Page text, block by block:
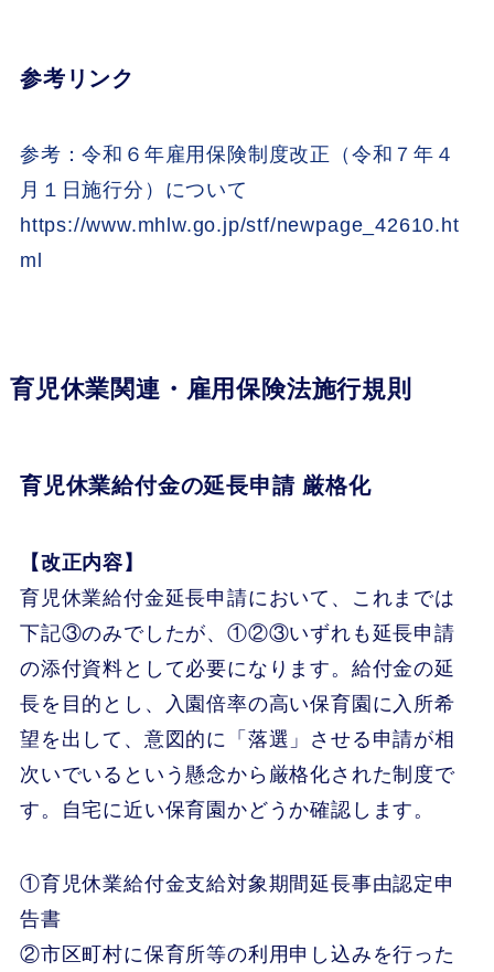
参考リンク
参考：令和６年雇用保険制度改正（令和７年４
月１日施行分）について
https://www.mhlw.go.jp/stf/newpage_42610.ht
ml
育児休業関連・雇用保険法施行規則
育児休業給付金の延長申請 厳格化
【改正内容】
育児休業給付金延長申請において、これまでは
下記③のみでしたが、①②③いずれも延長申請
の添付資料として必要になります。給付金の延
長を目的とし、入園倍率の高い保育園に入所希
望を出して、意図的に「落選」させる申請が相
次いでいるという懸念から厳格化された制度で
す。自宅に近い保育園かどうか確認します。
①育児休業給付金支給対象期間延長事由認定申
告書
②市区町村に保育所等の利用申し込みを行った